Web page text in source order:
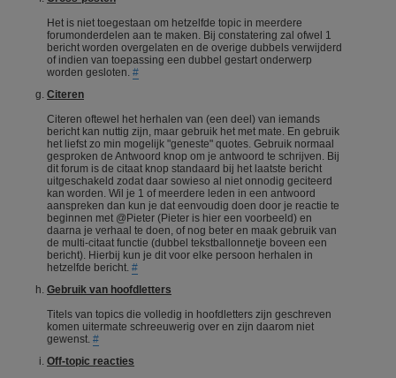
Het is niet toegestaan om hetzelfde topic in meerdere
forumonderdelen aan te maken. Bij constatering zal ofwel 1
bericht worden overgelaten en de overige dubbels verwijderd
of indien van toepassing een dubbel gestart onderwerp
worden gesloten. #
Citeren
Citeren oftewel het herhalen van (een deel) van iemands
bericht kan nuttig zijn, maar gebruik het met mate. En gebruik
het liefst zo min mogelijk "geneste" quotes. Gebruik normaal
gesproken de Antwoord knop om je antwoord te schrijven. Bij
dit forum is de citaat knop standaard bij het laatste bericht
uitgeschakeld zodat daar sowieso al niet onnodig geciteerd
kan worden. Wil je 1 of meerdere leden in een antwoord
aanspreken dan kun je dat eenvoudig doen door je reactie te
beginnen met @Pieter (Pieter is hier een voorbeeld) en
daarna je verhaal te doen, of nog beter en maak gebruik van
de multi-citaat functie (dubbel tekstballonnetje boveen een
bericht). Hierbij kun je dit voor elke persoon herhalen in
hetzelfde bericht. #
Gebruik van hoofdletters
Titels van topics die volledig in hoofdletters zijn geschreven
komen uitermate schreeuwerig over en zijn daarom niet
gewenst. #
Off-topic reacties